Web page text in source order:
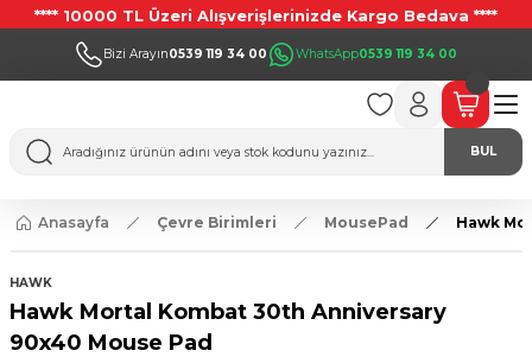
**** 10000 TL Üzeri Alışverişlerinizde Kargo Bedava ****
Bizi Arayın0539 119 34 00 WhatsApp0539 119 34 00
BUL
Anasayfa Çevre Birimleri MousePad Hawk
HAWK
Hawk Mortal Kombat 30th Anniversary
90x40 Mouse Pad